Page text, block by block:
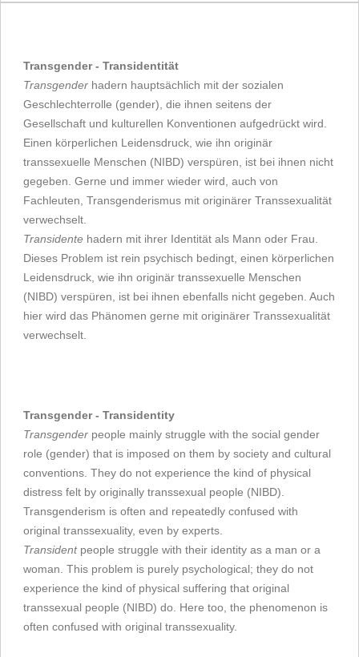
Transgender - Transidentität
Transgender hadern hauptsächlich mit der sozialen
Geschlechterrolle (gender), die ihnen seitens der
Gesellschaft und kulturellen Konventionen aufgedrückt wird.
Einen körperlichen Leidensdruck, wie ihn originär
transsexuelle Menschen (NIBD) verspüren, ist bei ihnen nicht
gegeben. Gerne und immer wieder wird, auch von
Fachleuten, Transgenderismus mit originärer Transsexualität
verwechselt.
Transidente hadern mit ihrer Identität als Mann oder Frau.
Dieses Problem ist rein psychisch bedingt, einen körperlichen
Leidensdruck, wie ihn originär transsexuelle Menschen
(NIBD) verspüren, ist bei ihnen ebenfalls nicht gegeben. Auch
hier wird das Phänomen gerne mit originärer Transsexualität
verwechselt.
Transgender - Transidentity
Transgender people mainly struggle with the social gender
role (gender) that is imposed on them by society and cultural
conventions. They do not experience the kind of physical
distress felt by originally transsexual people (NIBD).
Transgenderism is often and repeatedly confused with
original transsexuality, even by experts.
Transidentpeople struggle with their identity as a man or a
woman. This problem is purely psychological; they do not
experience the kind of physical suffering that original
transsexual people (NIBD) do. Here too, the phenomenon is
often confused with original transsexuality.